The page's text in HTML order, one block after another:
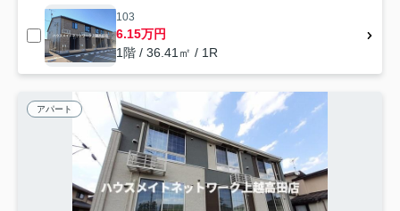
103
6.15万円
1階 / 36.41㎡ / 1R
アパート